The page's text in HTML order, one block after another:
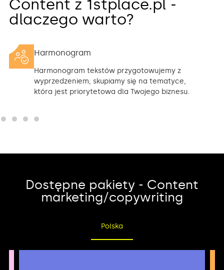
Content z 1stplace.pl ‒
dlaczego warto?
Harmonogram
Harmonogram tekstów przygotowujemy z
wyprzedzeniem, skupiamy się na tematyce,
która jest priorytetowa dla Twojego biznesu.
Dostępne pakiety - Content
marketing/copywriting
Polska